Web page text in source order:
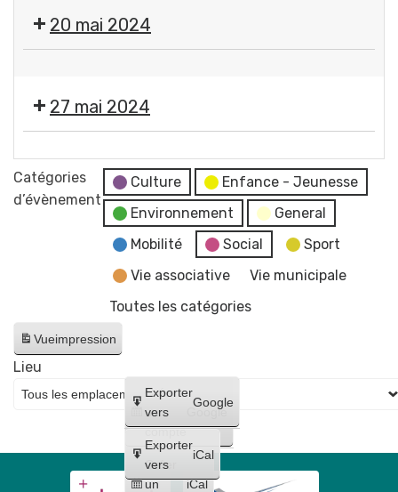
des
services
20 mai 2024
des
services
municipaux
27 mai 2024
France
Services
Catégories
d’évènement
Culture
Enfance - Jeunesse
Environnement
General
Mobilité
Social
Sport
Vie associative
Vie municipale
Toutes les catégories
Vueimpression
Créer
un
compte
Google
Créer
un
iCal
Exporter
vers
Google
Exporter
vers
iCal
Lieu